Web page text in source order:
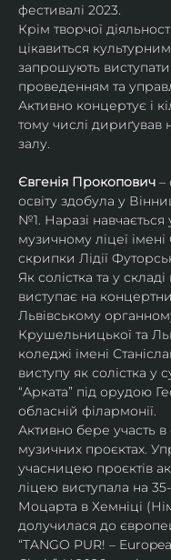
фестивалі 2023.
Крім творчої
цікавиться
запрошують виступати
проведенням та
Активно концертує і
тому числі дириґував
залу.
Євгенія Прокопович –
освіту здобула у
№1. Наразі
музичному ліцеї
скрипки Лідії
Як солістка та у
виступає на
Львівському
Крушельницької та
коледжі імені
виступу як солістка у
“Арката” під орудою
обласній філармонії.
Активно бере участь
музичних проєктах.
учасницею проєктів
ліцею виступала на
Моцарта в Хемніці
долучилася до
“TANGO PUR! –